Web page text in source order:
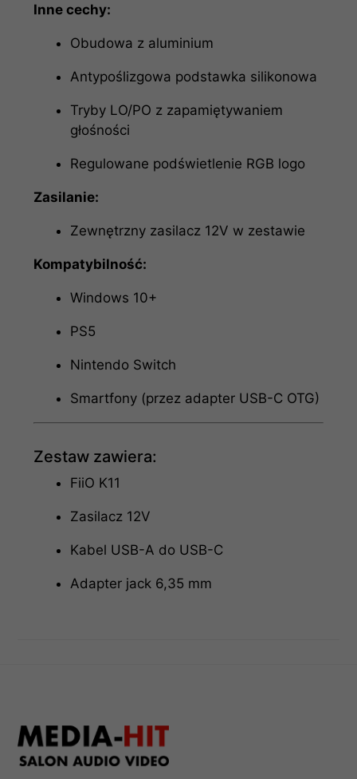
Inne cechy:
Obudowa z aluminium
Antypoślizgowa podstawka silikonowa
Tryby LO/PO z zapamiętywaniem
głośności
Regulowane podświetlenie RGB logo
Zasilanie:
Zewnętrzny zasilacz 12V w zestawie
Kompatybilność:
Windows 10+
PS5
Nintendo Switch
Smartfony (przez adapter USB-C OTG)
Zestaw zawiera:
FiiO K11
Zasilacz 12V
Kabel USB-A do USB-C
Adapter jack 6,35 mm